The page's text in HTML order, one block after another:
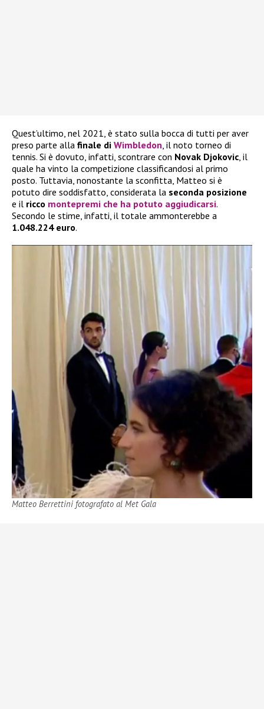
Quest’ultimo, nel 2021, è stato sulla bocca di tutti per aver
preso parte alla finale di Wimbledon, il noto torneo di
tennis. Si è dovuto, infatti, scontrare con Novak Djokovic, il
quale ha vinto la competizione classificandosi al primo
posto. Tuttavia, nonostante la sconfitta, Matteo si è
potuto dire soddisfatto, considerata la seconda posizione
e il ricco montepremi che ha potuto aggiudicarsi.
Secondo le stime, infatti, il totale ammonterebbe a
1.048.224 euro.
Matteo Berrettini fotografato al Met Gala